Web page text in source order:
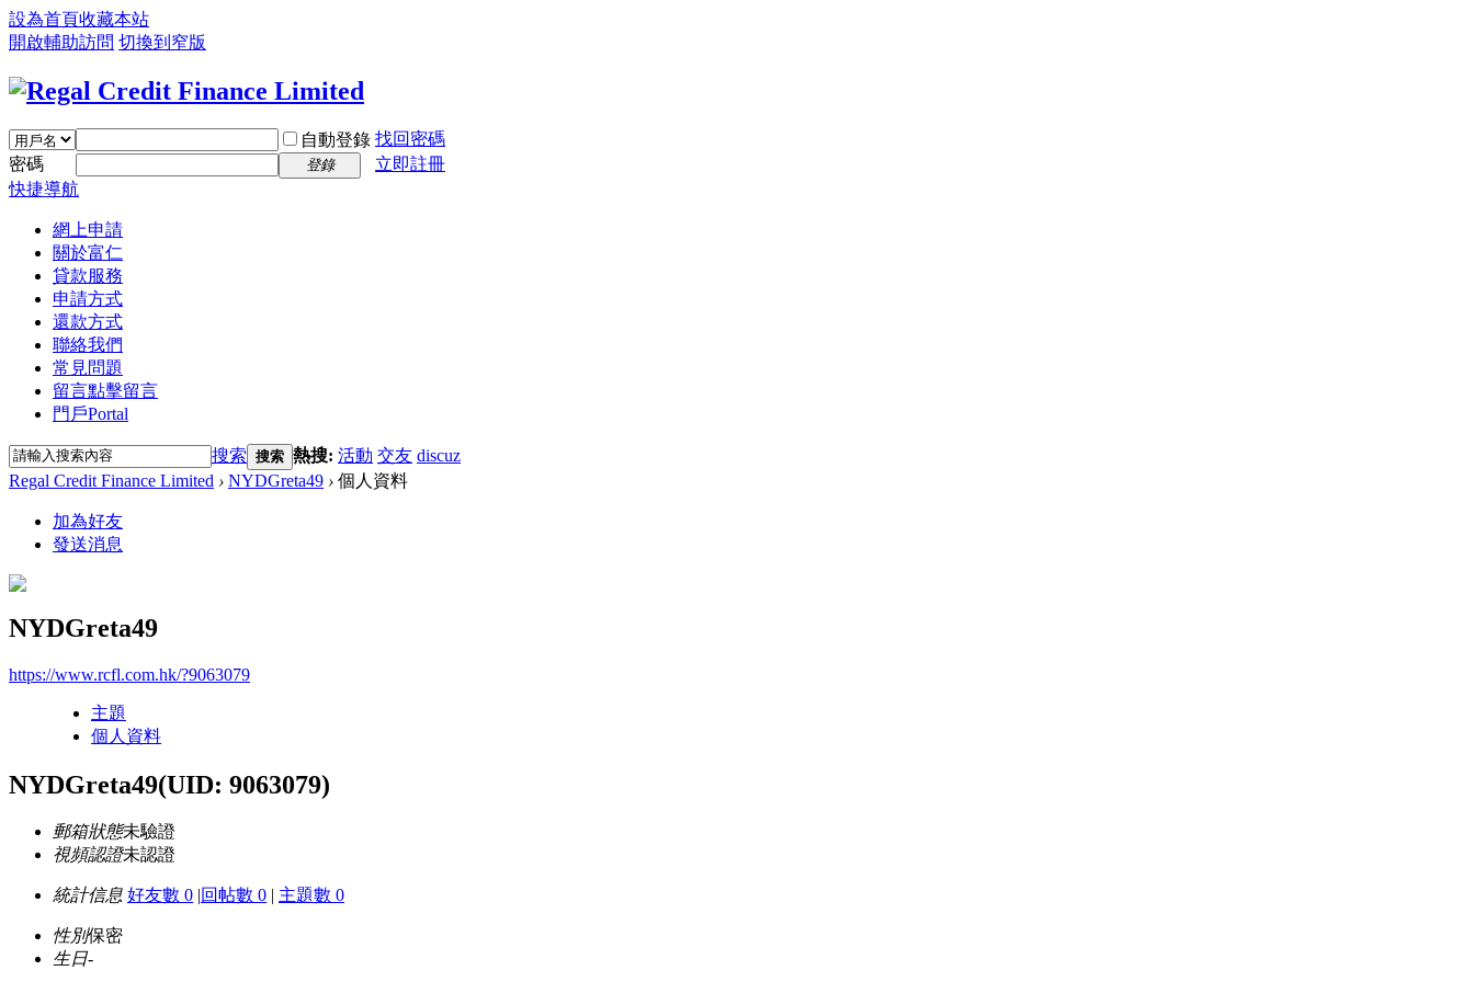
設為首頁收藏本站
開啟輔助訪問 切換到窄版
自動登錄 找回密碼
密碼
登錄
立即註冊
快捷導航
網上申請
關於富仁
貸款服務
申請方式
還款方式
聯絡我們
常見問題
留言點擊留言
門戶Portal
搜索 搜索 熱搜: 活動 交友 discuz
Regal Credit Finance Limited › NYDGreta49 › 個人資料
加為好友
發送消息
NYDGreta49
https://www.rcfl.com.hk/?9063079
主題
個人資料
NYDGreta49(UID: 9063079)
郵箱狀態未驗證
視頻認證未認證
統計信息 好友數 0 |回帖數 0 | 主題數 0
性別保密
生日-